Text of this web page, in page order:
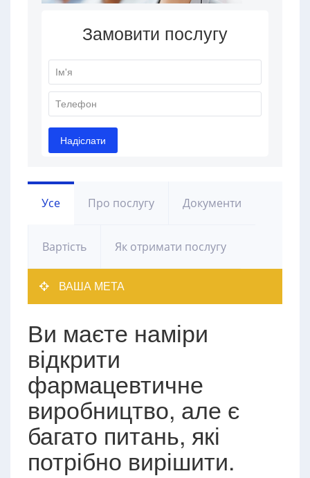
Усе Про послугу Документи
Вартість Як отримати послугу
ВАША МЕТА
Ви маєте наміри
відкрити
фармацевтичне
виробництво, але є
багато питань, які
потрібно вирішити.